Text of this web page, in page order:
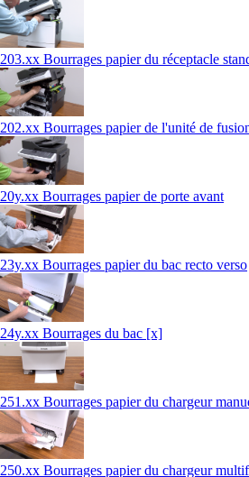
203.xx Bourrages papier du réceptacle
202.xx Bourrages papier de l'unité de
20y.xx Bourrages papier de porte avant
23y.xx Bourrages papier du bac recto verso
24y.xx Bourrages du bac [x]
251.xx Bourrages papier du chargeur
250.xx Bourrages papier du chargeur